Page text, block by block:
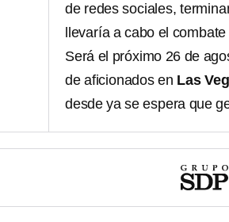
de redes sociales,
llevaría a cabo el
Será el próximo 26 de
de aficionados en Las
desde ya se espera que